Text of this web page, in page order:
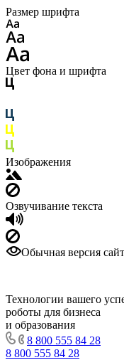
Размер шрифта
Цвет фона и шрифта
Изображения
Озвучивание текста
Обычная версия
Технологии вашего
роботы для бизнеса
и образования
8 800 555 84 28
8 800 555 84 28